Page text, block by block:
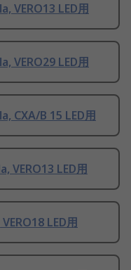
VERO13 LED用
VERO29 LED用
CXA/B 15 LED用
VERO13 LED用
LED用